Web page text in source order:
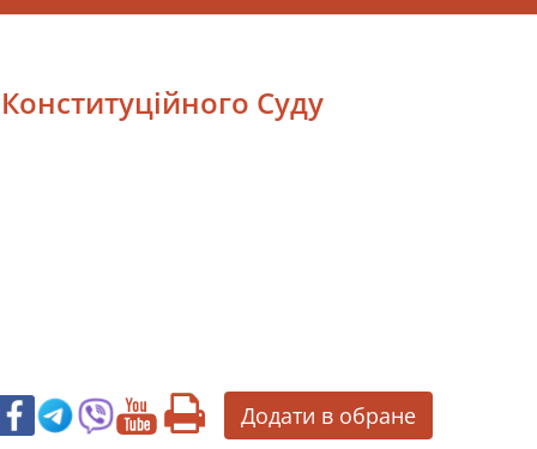
Суду
Додати в обране